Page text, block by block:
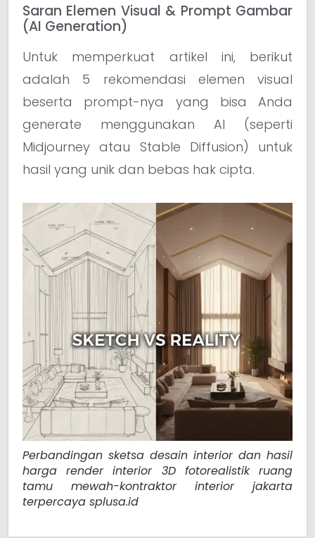
Saran Elemen Visual & Prompt Gambar
(AI Generation)
Untuk memperkuat artikel ini, berikut
adalah 5 rekomendasi elemen visual
beserta prompt-nya yang bisa Anda
generate menggunakan AI (seperti
Midjourney atau Stable Diffusion) untuk
hasil yang unik dan bebas hak cipta.
Perbandingan sketsa desain interior dan hasil
harga render interior 3D fotorealistik ruang
tamu mewah-kontraktor interior jakarta
terpercaya splusa.id